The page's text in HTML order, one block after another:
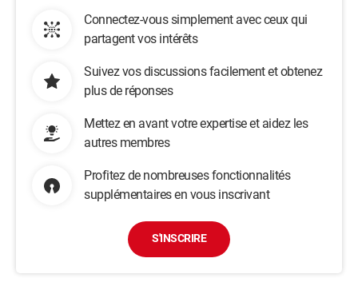
Connectez-vous simplement avec ceux qui
partagent vos intérêts
Suivez vos discussions facilement et obtenez
plus de réponses
Mettez en avant votre expertise et aidez les
autres membres
Profitez de nombreuses fonctionnalités
supplémentaires en vous inscrivant
S'INSCRIRE